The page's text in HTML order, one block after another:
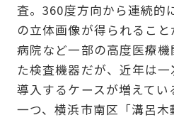
査。360度方向から連続的
の立体画像が得られるこ
病院など一部の高度医療
た検査機器だが、近年は
導入するケースが増えて
一つ、横浜市南区「溝呂